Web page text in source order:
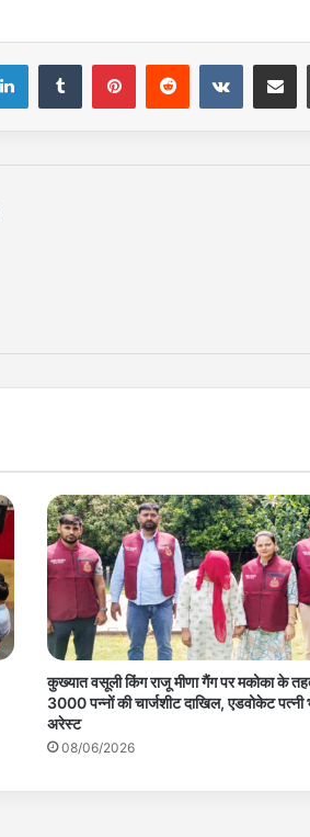
कुख्यात वसूली किंग राजू मीणा गैंग पर मकोका के
3000 पन्नों की चार्जशीट दाखिल, एडवोकेट पत्नी
अरेस्ट
08/06/2026